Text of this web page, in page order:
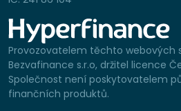
Provozovatelem těchto webových
Bezvafinance s.r.o, držitel licence
Společnost není poskytovatelem
finančních produktů.